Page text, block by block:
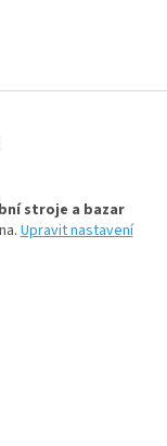
stroje a bazar
Upravit nastavení